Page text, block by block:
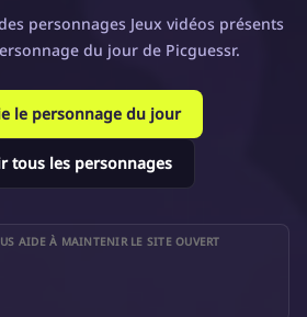
personnages Jeux vidéos présents
du jour de Picguessr.
le personnage du jour
tous les personnages
AIDE À MAINTENIR LE SITE OUVERT